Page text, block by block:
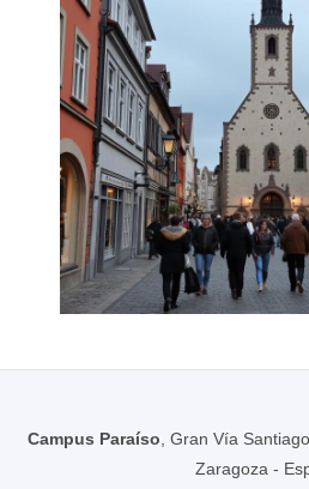
Campus Paraíso , Gran Vía
Zaragoza -